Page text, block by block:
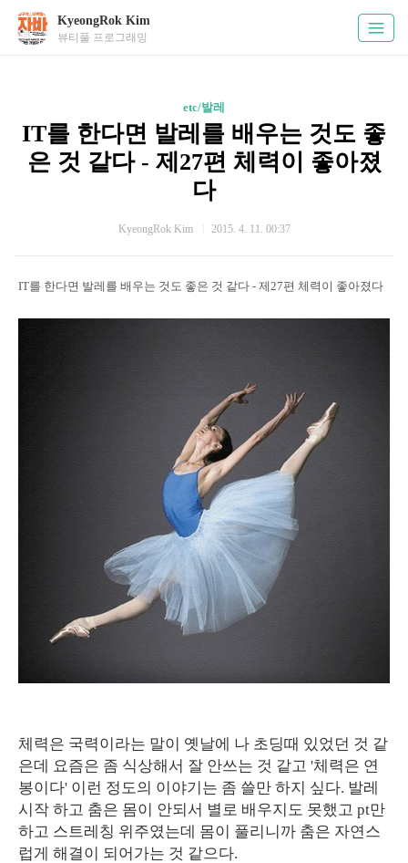
KyeongRok Kim
뷰티풀 프로그래밍
etc/발레
IT를 한다면 발레를 배우는 것도 좋
은 것 같다 - 제27편 체력이 좋아졌
다
KyeongRok Kim 2015. 4. 11. 00:37
IT를 한다면 발레를 배우는 것도 좋은 것 같다 - 제27편 체력이 좋아졌다
체력은 국력이라는 말이 옛날에 나 초딩때 있었던 것 같
은데 요즘은 좀 식상해서 잘 안쓰는 것 같고 '체력은 연
봉이다' 이런 정도의 이야기는 좀 쓸만 하지 싶다. 발레
시작 하고 춤은 몸이 안되서 별로 배우지도 못했고 pt만
하고 스트레칭 위주였는데 몸이 풀리니까 춤은 자연스
럽게 해결이 되어가는 것 같으다.